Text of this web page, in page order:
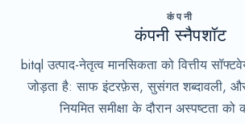
कंपनी
कंपनी स्नैपशॉट
bitql उत्पाद-नेतृत्व मानसिकता को वित्तीय
जोड़ता है: साफ इंटरफ़ेस, सुसंगत शब्दावली,
नियमित समीक्षा के दौरान अस्पष्टता